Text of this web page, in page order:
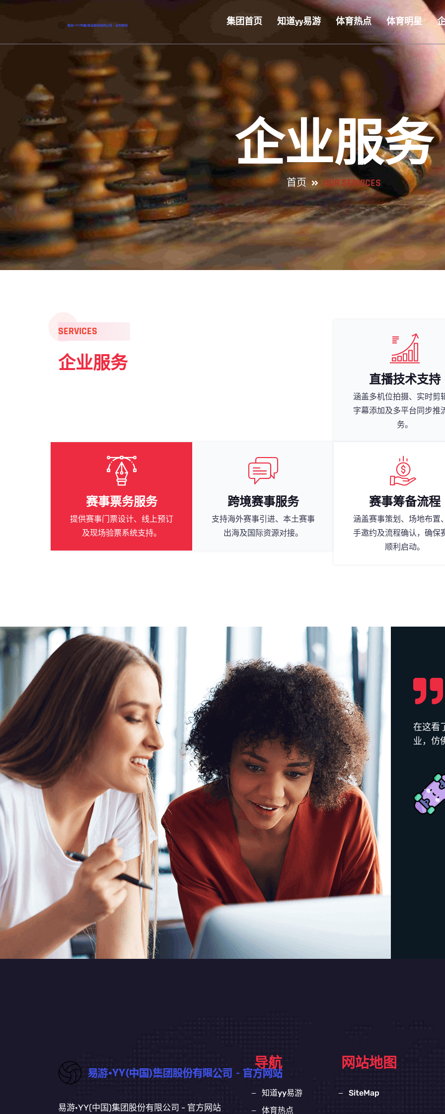
集团首页 知道yy易游 体育热点 体育明星
企业服务
首页 OUR SERVICES
SERVICES
企业服务
直播技术支持
涵盖多机位拍摄、实时剪
字幕添加及多平台同步推
务。
赛事票务服务
提供赛事门票设计、线上预订
及现场验票系统支持。
跨境赛事服务
支持海外赛事引进、本土赛事
出海及国际资源对接。
赛事筹备流程
涵盖赛事策划、场地布置
手邀约及流程确认，确保
顺利启动。
能连赛事直播，他
现场看足球比赛，主队进球的那一刻全场沸腾，和陌生人一
起拥抱欢呼，这种感觉太神奇了！⚽
叶霏蝶
在这看
业，仿
易游·YY(中国)集团股份有限公司 - 官方网站
导航
知道yy易游
体育热点
网站地图
SiteMap